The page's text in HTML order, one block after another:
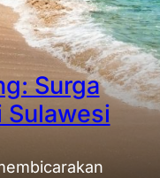
Surga
Sulawesi